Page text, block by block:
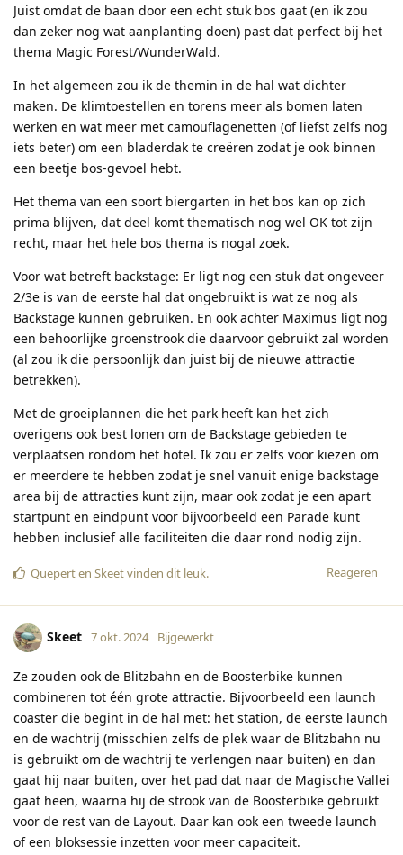
Juist omdat de baan door een echt stuk bos gaat (en ik zou
dan zeker nog wat aanplanting doen) past dat perfect bij het
thema Magic Forest/WunderWald.
In het algemeen zou ik de themin in de hal wat dichter
maken. De klimtoestellen en torens meer als bomen laten
werken en wat meer met camouflagenetten (of liefst zelfs nog
iets beter) om een bladerdak te creëren zodat je ook binnen
een beetje bos-gevoel hebt.
Het thema van een soort biergarten in het bos kan op zich
prima blijven, dat deel komt thematisch nog wel OK tot zijn
recht, maar het hele bos thema is nogal zoek.
Voor wat betreft backstage: Er ligt nog een stuk dat ongeveer
2/3e is van de eerste hal dat ongebruikt is wat ze nog als
Backstage kunnen gebruiken. En ook achter Maximus ligt nog
een behoorlijke groenstrook die daarvoor gebruikt zal worden
(al zou ik die persoonlijk dan juist bij de nieuwe attractie
betrekken).
Met de groeiplannen die het park heeft kan het zich
overigens ook best lonen om de Backstage gebieden te
verplaatsen rondom het hotel. Ik zou er zelfs voor kiezen om
er meerdere te hebben zodat je snel vanuit enige backstage
area bij de attracties kunt zijn, maar ook zodat je een apart
startpunt en eindpunt voor bijvoorbeeld een Parade kunt
hebben inclusief alle faciliteiten die daar rond nodig zijn.
Reageren
Queperten Skeetvinden dit leuk.
Skeet 7 okt. 2024 Bijgewerkt
Ze zouden ook de Blitzbahn en de Boosterbike kunnen
combineren tot één grote attractie. Bijvoorbeeld een launch
coaster die begint in de hal met: het station, de eerste launch
en de wachtrij (misschien zelfs de plek waar de Blitzbahn nu
is gebruikt om de wachtrij te verlengen naar buiten) en dan
gaat hij naar buiten, over het pad dat naar de Magische Vallei
gaat heen, waarna hij de strook van de Boosterbike gebruikt
voor de rest van de Layout. Daar kan ook een tweede launch
of een bloksessie inzetten voor meer capaciteit.